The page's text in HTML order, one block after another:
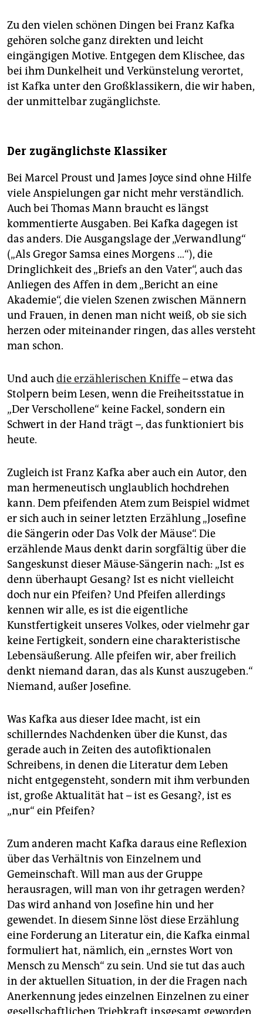
Zu den vielen schönen Dingen bei Franz Kafka
gehören solche ganz direkten und leicht
eingängigen Motive. Entgegen dem Klischee, das
bei ihm Dunkelheit und Verkünstelung verortet,
ist Kafka unter den Großklassikern, die wir haben,
der unmittelbar zugänglichste.
Der zugänglichste Klassiker
Bei Marcel Proust und James Joyce sind ohne Hilfe
viele Anspielungen gar nicht mehr verständlich.
Auch bei Thomas Mann braucht es längst
kommentierte Ausgaben. Bei Kafka dagegen ist
das anders. Die Ausgangslage der „Verwandlung“
(„Als Gregor Samsa eines Morgens …“), die
Dringlichkeit des „Briefs an den Vater“, auch das
Anliegen des Affen in dem „Bericht an eine
Akademie“, die vielen Szenen zwischen Männern
und Frauen, in denen man nicht weiß, ob sie sich
herzen oder miteinander ringen, das alles versteht
man schon.
Und auchdie erzählerischen Kniffe– etwa das
Stolpern beim Lesen, wenn die Freiheitsstatue in
„Der Verschollene“ keine Fackel, sondern ein
Schwert in der Hand trägt –, das funktioniert bis
heute.
Zugleich ist Franz Kafka aber auch ein Autor, den
man hermeneutisch unglaublich hochdrehen
kann. Dem pfeifenden Atem zum Beispiel widmet
er sich auch in seiner letzten Erzählung „Josefine
die Sängerin oder Das Volk der Mäuse“. Die
erzählende Maus denkt darin sorgfältig über die
Sangeskunst dieser Mäuse-Sängerin nach: „Ist es
denn überhaupt Gesang? Ist es nicht vielleicht
doch nur ein Pfeifen? Und Pfeifen allerdings
kennen wir alle, es ist die eigentliche
Kunstfertigkeit unseres Volkes, oder vielmehr gar
keine Fertigkeit, sondern eine charakteristische
Lebensäußerung. Alle pfeifen wir, aber freilich
denkt niemand daran, das als Kunst auszugeben.“
Niemand, außer Josefine.
Was Kafka aus dieser Idee macht, ist ein
schillerndes Nachdenken über die Kunst, das
gerade auch in Zeiten des auto­fik­tio­na­len
Schreibens, in denen die Literatur dem Leben
nicht entgegensteht, sondern mit ihm verbunden
ist, große Aktualität hat – ist es Gesang?, ist es
„nur“ ein Pfeifen?
Zum anderen macht Kafka daraus eine Reflexion
über das Verhältnis von Einzelnem und
Gemeinschaft. Will man aus der Gruppe
herausragen, will man von ihr getragen werden?
Das wird anhand von Josefine hin und her
gewendet. In diesem Sinne löst diese Erzählung
eine Forderung an Literatur ein, die Kafka einmal
formuliert hat, nämlich, ein „ernstes Wort von
Mensch zu Mensch“ zu sein. Und sie tut das auch
in der ak­tuel­len Situation, in der die Fragen nach
Anerkennung jedes einzelnen Einzelnen zu einer